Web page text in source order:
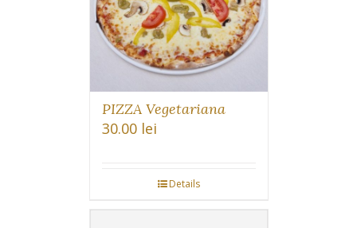
PIZZA Vegetariana
30.00 lei
Details